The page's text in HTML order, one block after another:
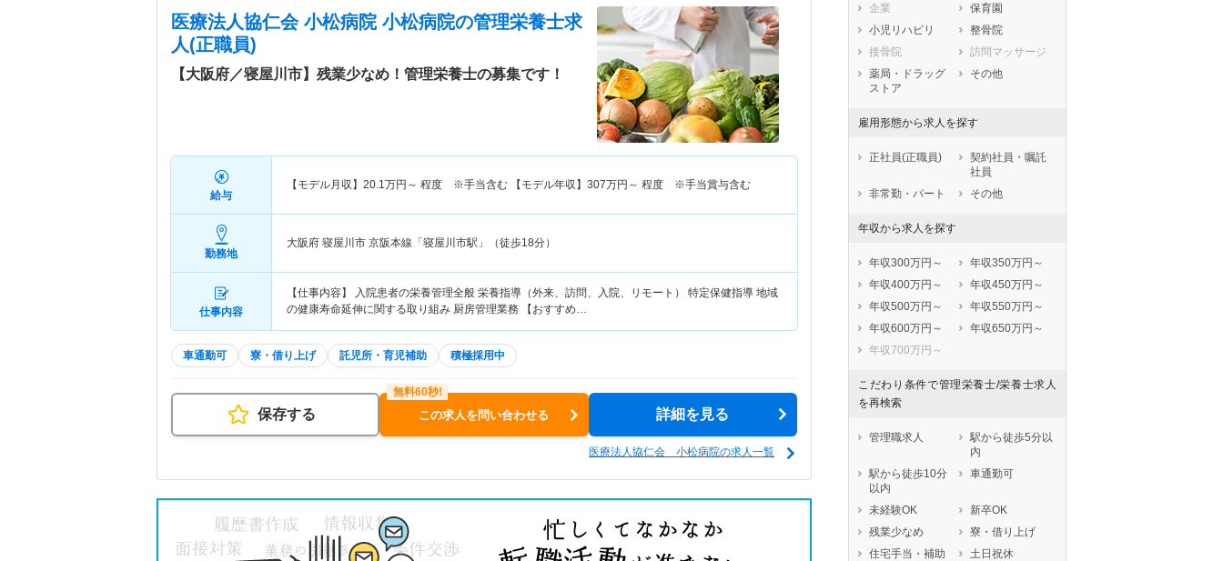
医療法人協仁会 小松病院 小松病院の管理栄養士求
人(正職員)
【大阪府／寝屋川市】残業少なめ！管理栄養士の募集です！
給与
【モデル月収】 20.1万円～ 程度 ※手当含む 【モデル年収】 307万円～ 程度 ※手当賞与含む
勤務地
大阪府 寝屋川市 京阪本線「寝屋川市駅」（徒歩18分）
仕事内容
【仕事内容】 入院患者の栄養管理全般 栄養指導（外来、訪問、入院、リモート） 特定保健指導 地域
の健康寿命延伸に関する取り組み 厨房管理業務 【おすすめ…
車通勤可 寮・借り上げ 託児所・育児補助 積極採用中
保存する この求人を問い合わせる 詳細を見る
医療法人協仁会 小松病院の求人一覧
兵庫県
奈良県
鳥取県
島根県
広島県
山口県
徳島県
香川県
愛媛県
熊本県
大分県
企業
保育園
小児リハビリ
整骨院
接骨院
訪問マッサージ
薬局・ドラッグ
ストア
その他
雇用形態から求人を探す
正社員(正職員)
契約社員・嘱託
社員
非常勤・パート
その他
年収から求人を探す
年収300万円～
年収350万円～
年収400万円～
年収450万円～
年収500万円～
年収550万円～
年収600万円～
年収650万円～
年収700万円～
こだわり条件で管理栄養士/栄養士求人
を再検索
管理職求人
駅から徒歩5分以
内
駅から徒歩10分
以内
車通勤可
未経験OK
新卒OK
残業少なめ
寮・借り上げ
住宅手当・補助
土日祝休